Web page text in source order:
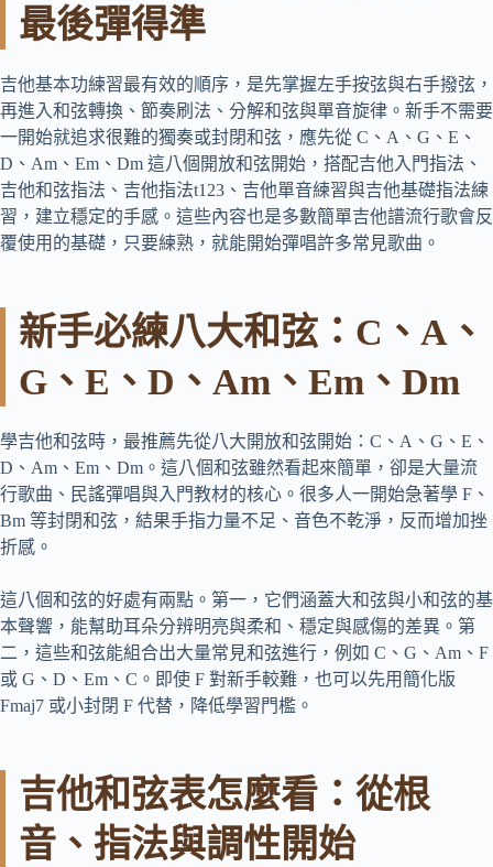
最後彈得準
吉他基本功練習最有效的順序，是先掌握左手按弦與右手撥弦，
再進入和弦轉換、節奏刷法、分解和弦與單音旋律。新手不需要
一開始就追求很難的獨奏或封閉和弦，應先從 C、A、G、E、
D、Am、Em、Dm 這八個開放和弦開始，搭配吉他入門指法、
吉他和弦指法、吉他指法t123、吉他單音練習與吉他基礎指法練
習，建立穩定的手感。這些內容也是多數簡單吉他譜流行歌會反
覆使用的基礎，只要練熟，就能開始彈唱許多常見歌曲。
新手必練八大和弦：C、A、
G、E、D、Am、Em、Dm
學吉他和弦時，最推薦先從八大開放和弦開始：C、A、G、E、
D、Am、Em、Dm。這八個和弦雖然看起來簡單，卻是大量流
行歌曲、民謠彈唱與入門教材的核心。很多人一開始急著學 F、
Bm 等封閉和弦，結果手指力量不足、音色不乾淨，反而增加挫
折感。
這八個和弦的好處有兩點。第一，它們涵蓋大和弦與小和弦的基
本聲響，能幫助耳朵分辨明亮與柔和、穩定與感傷的差異。第
二，這些和弦能組合出大量常見和弦進行，例如 C、G、Am、F
或 G、D、Em、C。即使 F 對新手較難，也可以先用簡化版
Fmaj7 或小封閉 F 代替，降低學習門檻。
吉他和弦表怎麼看：從根
音、指法與調性開始